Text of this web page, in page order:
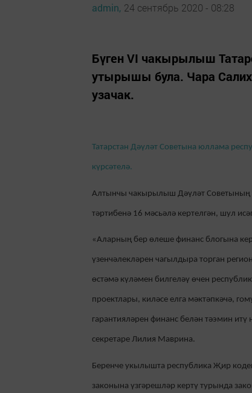
admin, 24 сентябрь 2020 - 08:28
Бүген VI чакырылыш
утырышы була. Чара
узачак.
Татарстан Дәүләт Советына юллама
күрсәтелә.
Алтынчы чакырылыш Дәүләт Советының
тәртибенә 16 мәсьәлә кертелгән, шул
«Аларның бер өлеше финанс блогына
үзенчәлекләрен чагылдыра торган
өстәмә күләмен билгеләү өчен
проектлары, киләсе елга мәктәпкәчә,
гарантияләрен финанс белән тәэмин
секретаре Лилия Маврина.
Беренче укылышта республика Җир
законына үзгәрешләр кертү турында